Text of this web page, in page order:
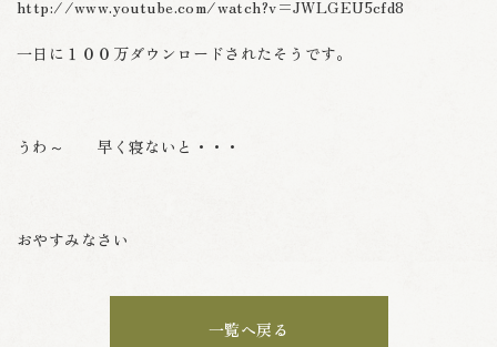
http://www.youtube.com/watch?v=JWLGEU5cfd8
一日に１００万ダウンロードされたそうです。
うわ～ 早く寝ないと・・・
おやすみなさい
一覧へ戻る